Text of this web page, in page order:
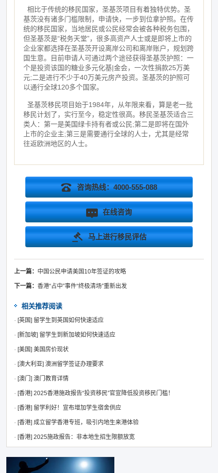
相比于传统的移民国家，圣基茨项目有着独特优势。圣
基茨没有诸多门槛限制，申请快，一步到位拿护照。在传
统的移民国家，当地居民或公民经常会被各种税务包围，
但圣基茨是“税务天堂”，很多高资产人士或是即将上市的
企业家都选择在圣基茨开设离岸公司和离岸账户，规划跨
国生意。目前申请人可通过两个途径获得圣基茨护照：一
个是投资该国的糖业多元化基|金会，一次性捐款25万美
元;二是进行不少于40万美元房产投资。圣基茨的护照可
以通行全球120多个国家。
圣基茨移民项目始于1984年，从年限来看，算是老一批
移民计划了，实行至今，稳定性很高。移民圣基茨适合三
类人：第一是美国绿卡持有者或公民;第二是即将在国外
上市的企业主;第三是需要通行全球的人士，尤其是经常
往返欧洲地区的人士。
咨询热线：4000-555-088
在线咨询
马上进行移民评估
上一篇： 中国公民申请美国10年签证的攻略
下一篇：香港“占中”事件“终极清场”重新出发
相关推荐阅读
· [英国] 留学生到英国如何快速适应
· [新加坡] 留学生到新加坡如何快速适应
· [美国] 美国房价现状
· [澳大利亚] 澳洲留学签证办理要求
· [澳门] 澳门教育详情
· [香港] 2025香港施政报告“投资移民”官宣降低投资移民门槛！
· [香港] 留学利好！宣布增加学生宿舍供应
· [香港] 成立留学香港专班，吸引内地生来港体验
· [香港] 2025施政报告：非本地生招生限额放宽